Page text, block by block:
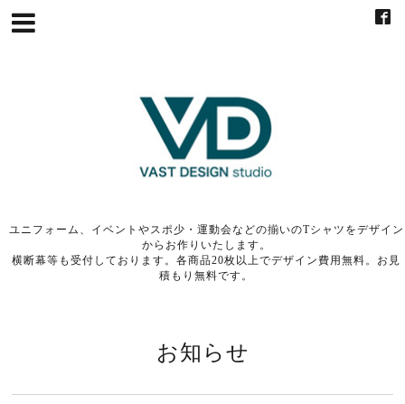
ユニフォーム、イベントやスポ少・運動会などの揃いのTシャツをデザイン
からお作りいたします。
横断幕等も受付しております。各商品20枚以上でデザイン費用無料。お見
積もり無料です。
お知らせ